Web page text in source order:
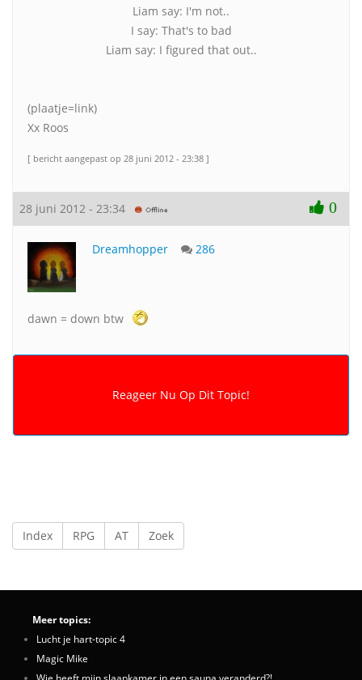
Liam say: I'm not..
I say: That's to bad
Liam say: I figured that out..
(plaatje=link)
Xx Roos
[ bericht aangepast op 28 juni 2012 - 23:38 ]
28 juni 2012 - 23:34 0
Dreamhopper 286
dawn = down btw
Index RPG AT Zoek
Meer topics:
Lucht je hart-topic 4
Magic Mike